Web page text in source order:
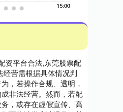
资平台合法,东莞股票配
经营需根据具体情况判
，若操作合规、透明，
非法经营。然而，若配
，或存在虚假宣传、高